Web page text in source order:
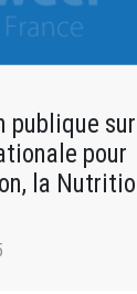
publique
pour
la